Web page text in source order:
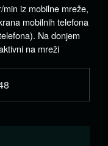
iz mobilne mreže,
mobilnih telefona
Na donjem
na mreži